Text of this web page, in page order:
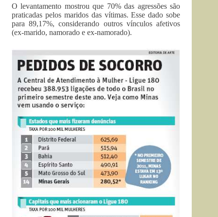
O levantamento mostrou que 70% das agressões são
praticadas pelos maridos das vítimas. Esse dado sobe
para 89,17%, considerando outros vínculos afetivos
(ex-marido, namorado e ex-namorado).